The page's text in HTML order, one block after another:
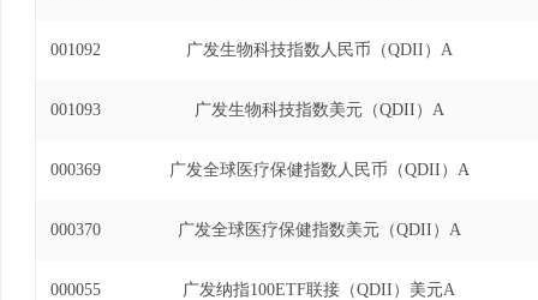
001092 广发生物科技指数人民币（QDII）A
001093 广发生物科技指数美元（QDII）A
000369 广发全球医疗保健指数人民币（QDII）A
000370 广发全球医疗保健指数美元（QDII）A
000055 广发纳指100ETF联接（QDII）美元A